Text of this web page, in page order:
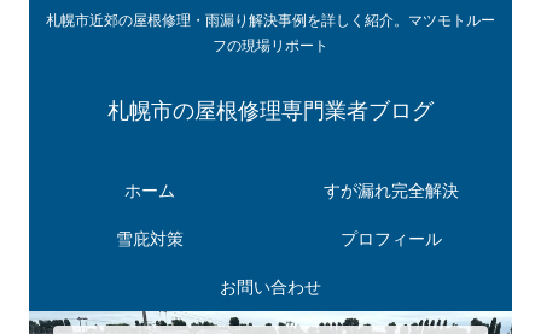
札幌市近郊の屋根修理・雨漏り解決事例を詳しく紹介。マツモトルー
フの現場リポート
札幌市の屋根修理専門業者ブログ
ホーム すが漏れ完全解決
雪庇対策 プロフィール
お問い合わせ